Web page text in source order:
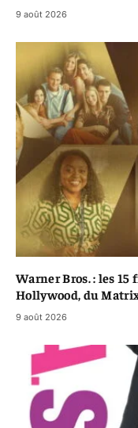
9 août 2026
Warner Bros. : les
Hollywood, du
9 août 2026